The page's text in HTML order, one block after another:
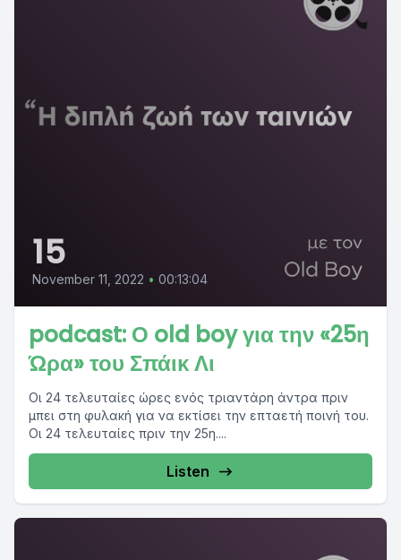
15
November 11, 2022 • 00:13:04
podcast: Ο old boy για την «25η
Ώρα» του Σπάικ Λι
Οι 24 τελευταίες ώρες ενός τριαντάρη άντρα πριν
μπει στη φυλακή για να εκτίσει την επταετή ποινή του.
Οι 24 τελευταίες πριν την 25η....
Listen